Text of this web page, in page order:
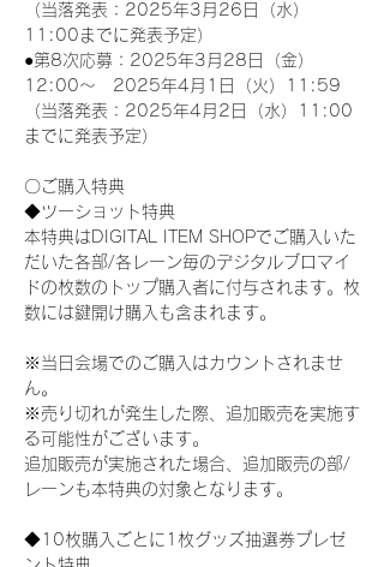
（当落発表：2025年3月26日（水）
11:00までに発表予定）
●第8次応募：2025年3月28日（金）
12:00～　2025年4月1日（火）11:59
（当落発表：2025年4月2日（水）11:00
までに発表予定）
〇ご購入特典
◆ツーショット特典
本特典はDIGITAL ITEM SHOPでご購入いた
だいた各部/各レーン毎のデジタルブロマイ
ドの枚数のトップ購入者に付与されます。枚
数には鍵開け購入も含まれます。
※当日会場でのご購入はカウントされませ
ん。
※売り切れが発生した際、追加販売を実施す
る可能性がございます。
追加販売が実施された場合、追加販売の部/
レーンも本特典の対象となります。
◆10枚購入ごとに1枚グッズ抽選券プレゼ